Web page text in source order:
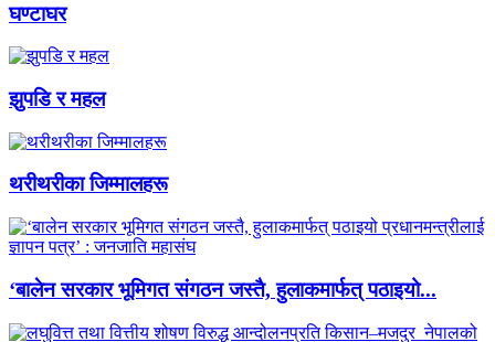
घण्टाघर
झुपडि र महल
थरीथरीका जिम्मालहरू
‘बालेन सरकार भूमिगत संगठन जस्तै, हुलाकमार्फत् पठाइयो...